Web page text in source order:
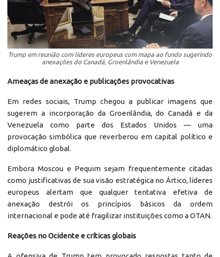
Trump em reunião com líderes europeus com mapa ao fundo sugerindo
anexações do Canadá, Groenlândia e Venezuela
Ameaças de anexação e publicações provocativas
Em redes sociais, Trump chegou a publicar imagens que
sugerem a incorporação da Groenlândia, do Canadá e da
Venezuela como parte dos Estados Unidos — uma
provocação simbólica que reverberou em capital político e
diplomático global.
Embora Moscou e Pequim sejam frequentemente citadas
como justificativas de sua visão estratégica no Ártico, líderes
europeus alertam que qualquer tentativa efetiva de
anexação destrói os princípios básicos da ordem
internacional e pode até fragilizar instituições como a OTAN.
Reações no Ocidente e críticas globais